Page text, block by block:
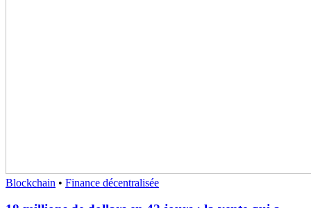
Blockchain • Finance décentralisée